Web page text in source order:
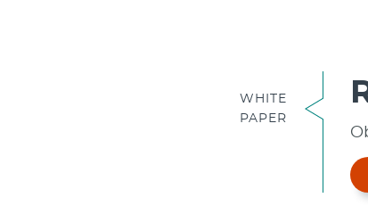
WHITE
PAPER